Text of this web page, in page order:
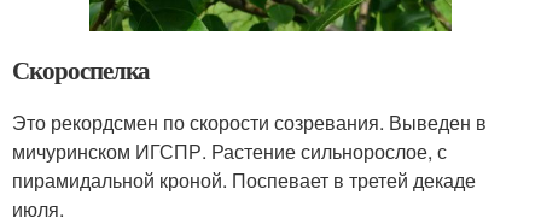
Скороспелка
Это рекордсмен по скорости созревания. Выведен в
мичуринском ИГСПР. Растение сильнорослое, с
пирамидальной кроной. Поспевает в третей декаде
июля.